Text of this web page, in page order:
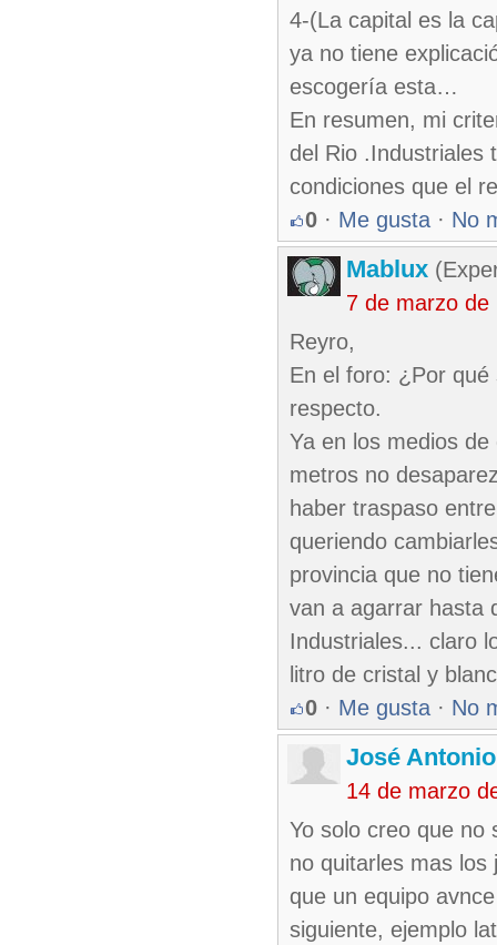
4-(La capital es la
ya no tiene
escogería esta…
En resumen, mi
del Rio .Industriales
condiciones que el
0 · Me gusta · No
Mablux
7 de marzo de
Reyro,
En el foro: ¿Por
respecto.
Ya en los medios
metros no
haber traspaso
queriendo
provincia que no
van a agarrar hasta
Industriales... claro
litro de cristal y
0 · Me gusta · No
José
14 de marzo
Yo solo creo que no
no quitarles mas los
que un equipo
siguiente, ejemplo